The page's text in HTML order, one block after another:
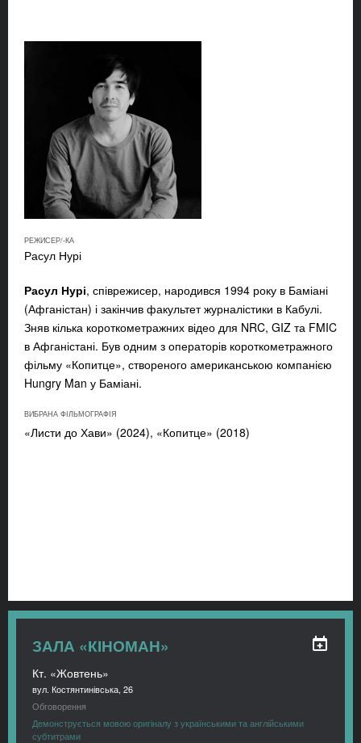
РЕЖИСЕР/-КА
Расул Нурі
Расул Нурі, співрежисер, народився 1994 року в Баміані
(Афганістан) і закінчив факультет журналістики в Кабулі.
Зняв кілька короткометражних відео для NRC, GIZ та FMIC
в Афганістані. Був одним з операторів короткометражного
фільму «Копитце», створеного американською компанією
Hungry Man у Баміані.
ВИБРАНА ФІЛЬМОГРАФІЯ
«Листи до Хави» (2024), «Копитце» (2018)
ЗАЛА «КІНОМАН»
Кт. «Жовтень»
вул. Костянтинівська, 26
Обговорення
Демонструється мовою оригіналу з українськими та англійськими
субтитрами